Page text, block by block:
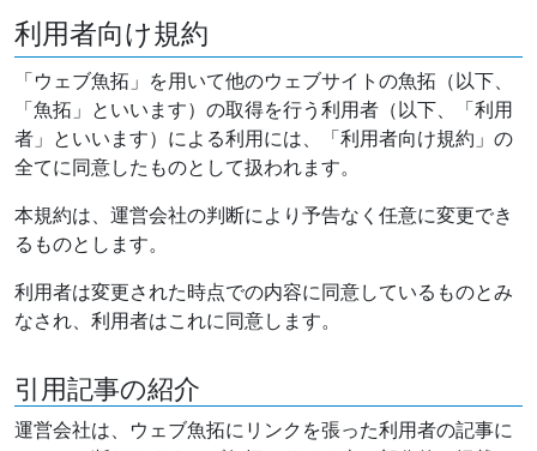
利用者向け規約
「ウェブ魚拓」を用いて他のウェブサイトの魚拓（以下、
「魚拓」といいます）の取得を行う利用者（以下、「利用
者」といいます）による利用には、「利用者向け規約」の
全てに同意したものとして扱われます。
本規約は、運営会社の判断により予告なく任意に変更でき
るものとします。
利用者は変更された時点での内容に同意しているものとみ
なされ、利用者はこれに同意します。
引用記事の紹介
運営会社は、ウェブ魚拓にリンクを張った利用者の記事に